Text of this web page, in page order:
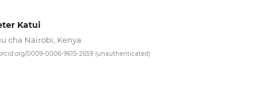
Katui
cha Nairobi, Kenya
0009-0006-9615-2659 (unauthenticated)